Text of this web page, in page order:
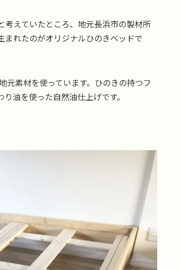
考えていたところ、地元長浜市の製材所
れたのがオリジナルひのきベッドで
元素材を使っています。ひのきの持つフ
油を使った自然油仕上げです。